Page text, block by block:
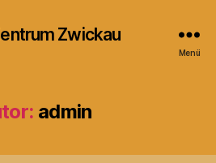
Zwickau
Menü
admin